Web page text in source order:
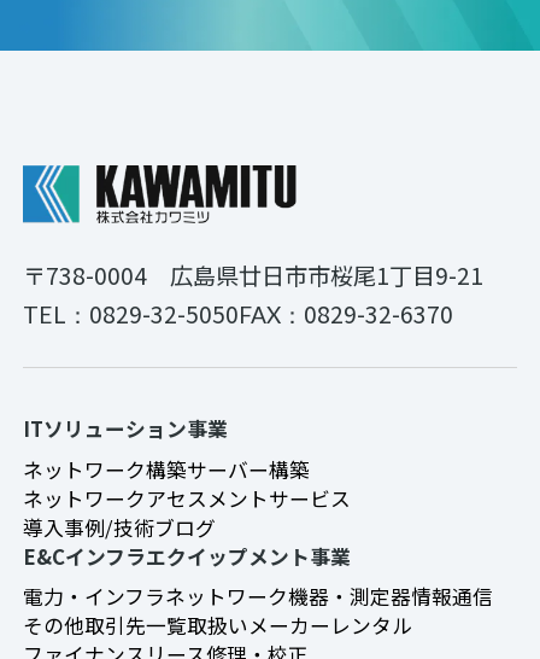
〒738-0004 広島県廿日市市桜尾1丁目9-21
TEL： 0829-32-5050FAX： 0829-32-6370
ITソリューション事業
ネットワーク構築サーバー構築
ネットワークアセスメントサービス
導入事例/技術ブログ
E&Cインフラエクイップメント事業
電力・インフラネットワーク機器・測定器情報通信
その他取引先一覧取扱いメーカー レンタル